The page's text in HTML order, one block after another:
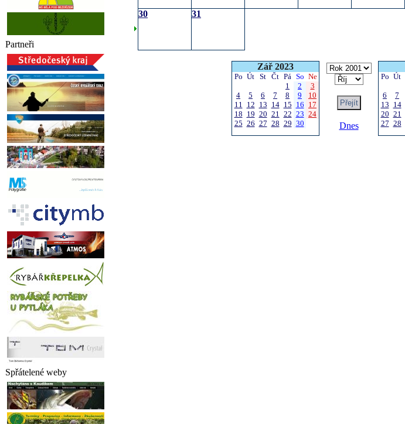
Partneři
Spřátelené weby
30 31
Zář 2023
Po Út St Čt Pá So Ne
1
2
3
4
5 6 7 8 9
10
11 12 13 14 15 16 17
18 19 20 21 22 23 24
25 26 27 28 29 30 Dnes
Po Út
6
7
13 14
20 21
27 28